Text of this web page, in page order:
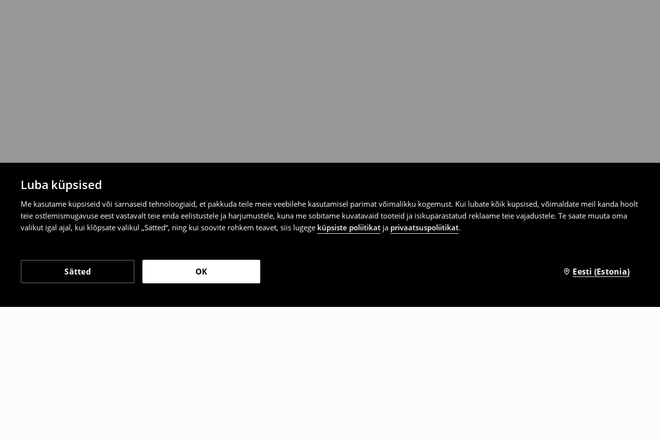
Luba küpsised
Me kasutame küpsiseid või sarnaseid tehnoloogiaid, et pakkuda teile meie veebilehe kasutamisel parimat võimalikku kogemust. Kui lubate kõik küpsised, võimaldate meil kanda hoolt
teie ostlemismugavuse eest vastavalt teie enda eelistustele ja harjumustele, kuna me sobitame kuvatavaid tooteid ja isikupärastatud reklaame teie vajadustele. Te saate muuta oma
valikut igal ajal, kui klõpsate valikul „Sätted“, ning kui soovite rohkem teavet, siis lugege küpsiste poliitikat ja privaatsuspoliitikat.
Sätted OK Eesti (Estonia)